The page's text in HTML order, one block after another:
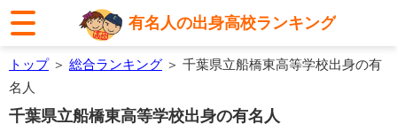
有名人の出身高校ランキング
トップ＞ 総合ランキング ＞ 千葉県立船橋東高等学校出身の有
名人
千葉県立船橋東高等学校出身の有名人